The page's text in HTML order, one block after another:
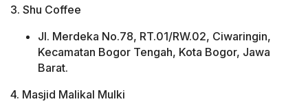
3. Shu Coffee
Jl. Merdeka No.78, RT.01/RW.02, Ciwaringin,
Kecamatan Bogor Tengah, Kota Bogor, Jawa
Barat.
4. Masjid Malikal Mulki